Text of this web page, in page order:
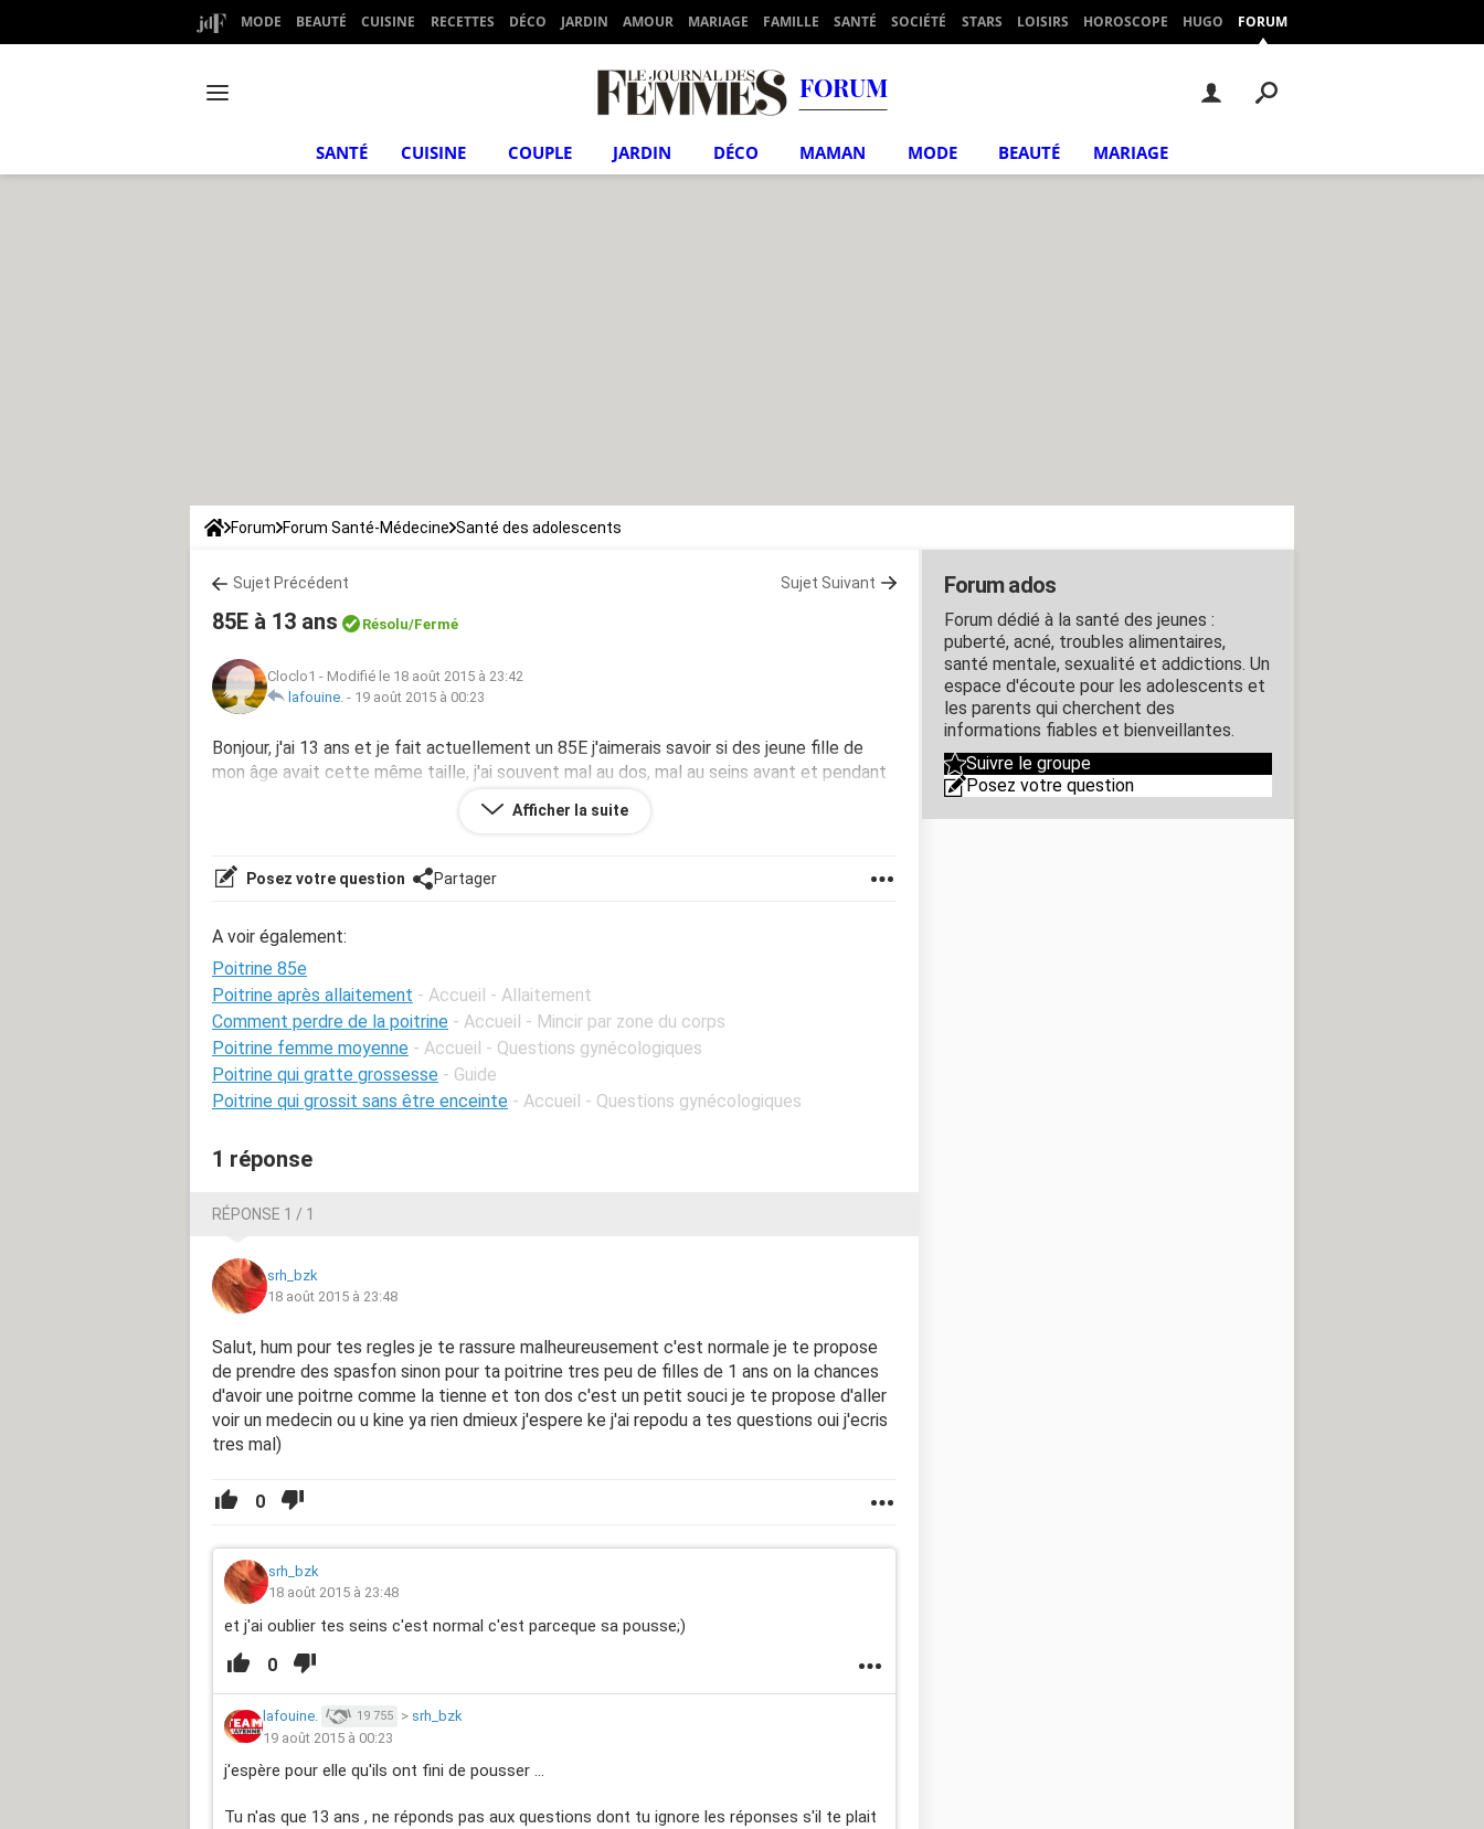
MODE BEAUTÉ CUISINE RECETTES DÉCO JARDIN AMOUR MARIAGE FAMILLE SANTÉ SOCIÉTÉ STARS LOISIRS HOROSCOPE HUGO FORUM
FORUM
SANTÉ CUISINE COUPLE JARDIN DÉCO MAMAN MODE BEAUTÉ MARIAGE
Forum Forum Santé-Médecine Santé des adolescents
Sujet Précédent Sujet Suivant
85E à 13 ans Résolu/Fermé
Cloclo1 - Modifié le 18 août 2015 à 23:42
lafouine. - 19 août 2015 à 00:23
Bonjour, j'ai 13 ans et je fait actuellement un 85E j'aimerais savoir si des jeune fille de
mon âge avait cette même taille, j'ai souvent mal au dos, mal au seins avant et pendant
Afficher la suite
Posez votre question Partager
A voir également:
Poitrine 85e
Poitrine après allaitement - Accueil - Allaitement
Comment perdre de la poitrine - Accueil - Mincir par zone du corps
Poitrine femme moyenne - Accueil - Questions gynécologiques
Poitrine qui gratte grossesse - Guide
Poitrine qui grossit sans être enceinte - Accueil - Questions gynécologiques
1 réponse
RÉPONSE 1 / 1
srh_bzk
18 août 2015 à 23:48
Salut, hum pour tes regles je te rassure malheureusement c'est normale je te propose
de prendre des spasfon sinon pour ta poitrine tres peu de filles de 1 ans on la chances
d'avoir une poitrne comme la tienne et ton dos c'est un petit souci je te propose d'aller
voir un medecin ou u kine ya rien dmieux j'espere ke j'ai repodu a tes questions oui j'ecris
tres mal)
0
srh_bzk
18 août 2015 à 23:48
et j'ai oublier tes seins c'est normal c'est parceque sa pousse;)
0
lafouine. 19 755 > srh_bzk
19 août 2015 à 00:23
j'espère pour elle qu'ils ont fini de pousser ...
Tu n'as que 13 ans , ne réponds pas aux questions dont tu ignore les réponses s'il te plait
Forum ados
Forum dédié à la santé des jeunes :
puberté, acné, troubles alimentaires,
santé mentale, sexualité et addictions. Un
espace d'écoute pour les adolescents et
les parents qui cherchent des
informations fiables et bienveillantes.
Suivre le groupe
Posez votre question